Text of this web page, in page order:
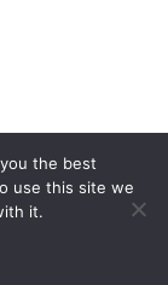
the best
use this site we
it.